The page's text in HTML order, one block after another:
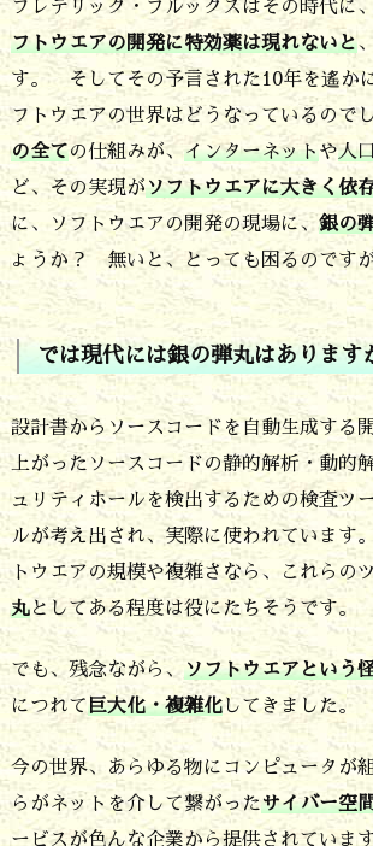
ぶ
ん
昔
の
話
で
す
ね
4.
で
は
現
代
に
銀
の
弾
丸
は
あ
フレデリック・ブルックスはその時代に、
フトウエアの開発に特効薬は現れないと
す。 そしてその予言された10年を遙か
フトウエアの世界はどうなっているの
の全ての仕組みが、 インターネットや人
ど、その実現がソフトウエアに大きく依
に、ソフトウエアの開発の現場に、 銀の
ょうか？ 無いと、とっても困るのです
では現代には銀の弾丸はあります
設計書からソースコードを自動生成する
上がったソースコードの静的解析・動的
ュリティホールを検出するための検査ツ
ルが考え出され、実際に使われていま
トウエアの規模や複雑さなら、これらの
丸としてある程度は役にたちそうです。
でも、残念ながら、 ソフトウエアという
につれて巨大化・複雑化してきました。
今の世界、あらゆる物にコンピュータが
らがネットを介して繋がったサイバー空間
ービスが色んな企業から提供されていま